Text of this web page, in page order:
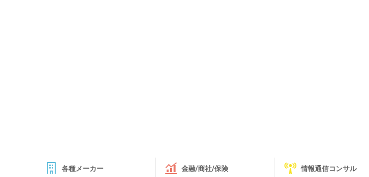
各種メーカー 金融/商社/保険 情報通信コンサル